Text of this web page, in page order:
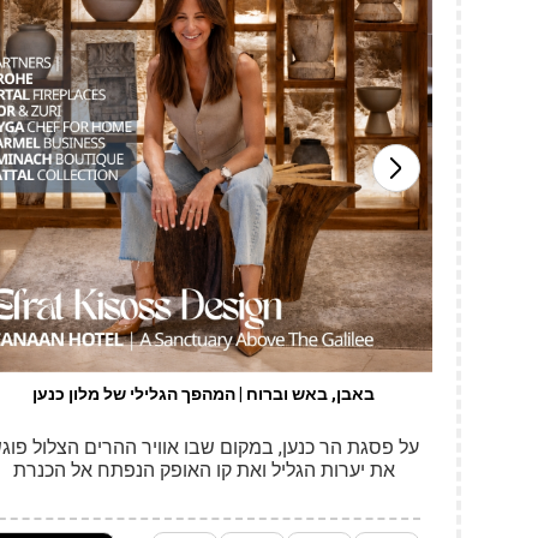
באבן, באש וברוח | המהפך הגלילי של מלון כנען
על פסגת הר כנען, במקום שבו אוויר ההרים הצלול
את יערות הגליל ואת קו האופק הנפתח אל הכנרת
הזה, באבן המקומית, בצמחייה הים־תיכונית, בריחות